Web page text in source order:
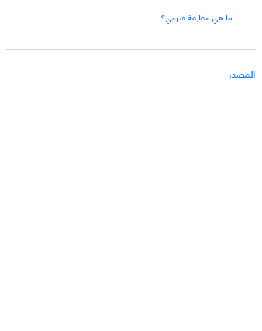
ما هي مفارقة فيرمي؟
المصدر